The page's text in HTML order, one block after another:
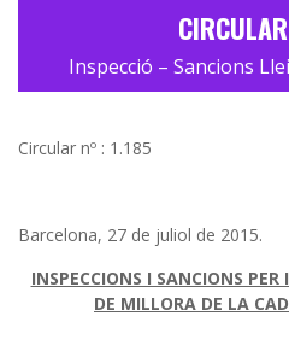
Inspecció – Sancions
Circular nº : 1.185
Barcelona, 27 de juliol de 2015.
INSPECCIONS I SANCIONS
DE MILLORA DE LA